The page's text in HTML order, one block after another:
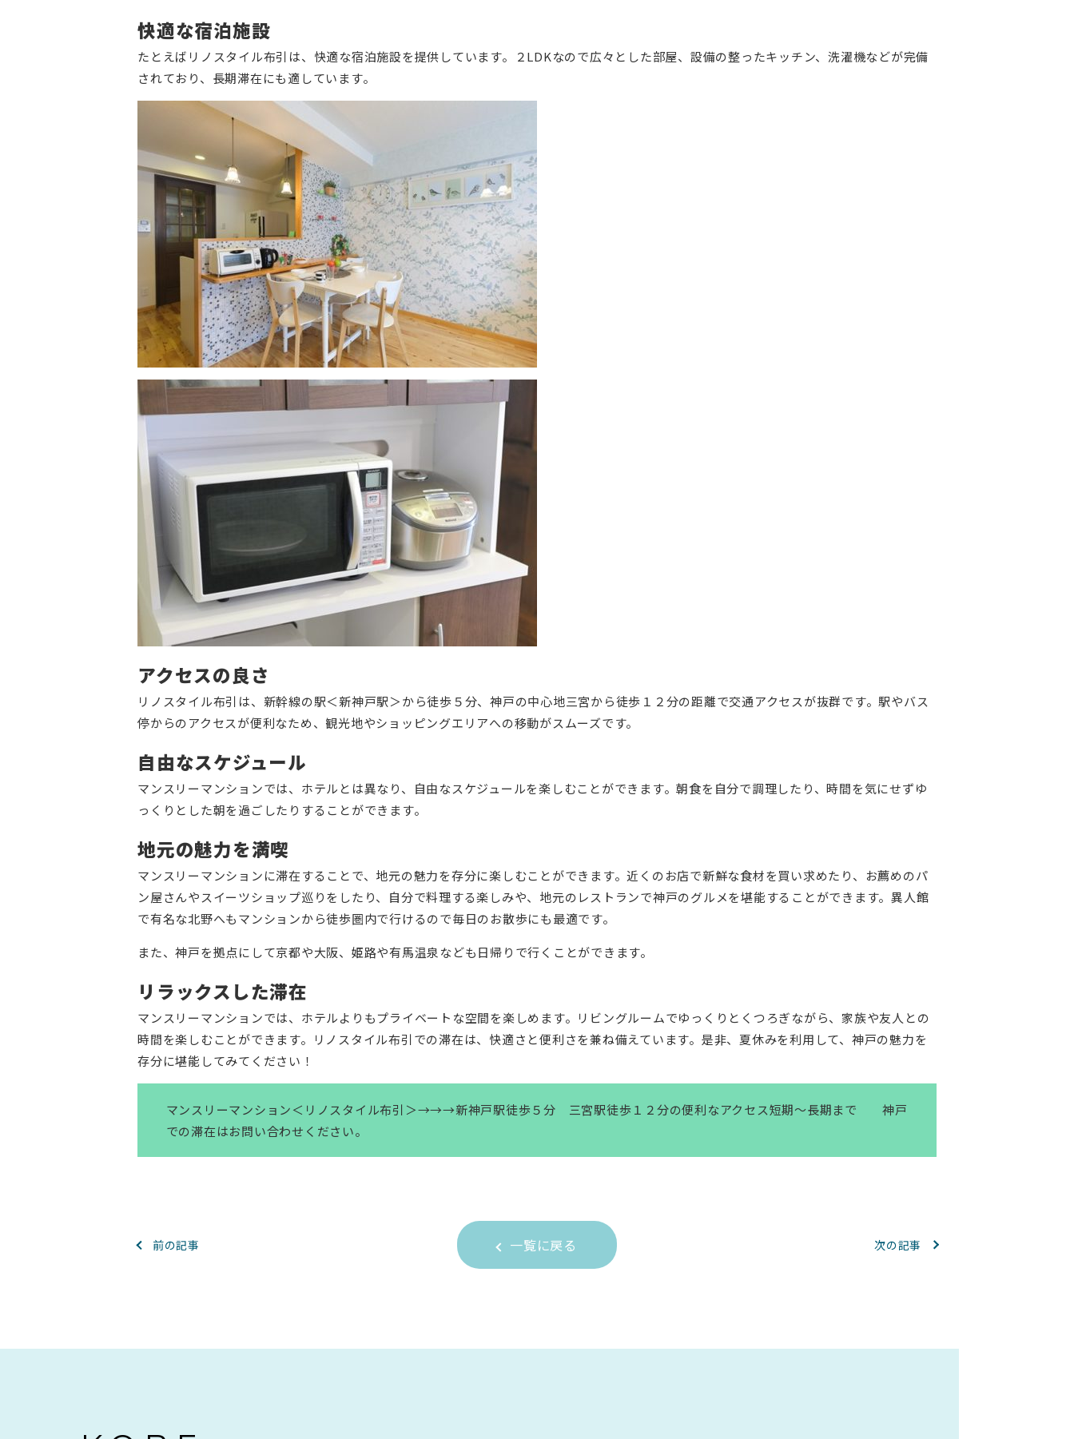
快適な宿泊施設
たとえばリノスタイル布引は、快適な宿泊施設を提供しています。２LDKなので広々とした部屋、設備の整ったキッチン、洗濯機などが完備
されており、長期滞在にも適しています。
アクセスの良さ
リノスタイル布引は、新幹線の駅＜新神戸駅＞から徒歩５分、神戸の中心地三宮から徒歩１２分の距離で交通アクセスが抜群です。駅やバス
停からのアクセスが便利なため、観光地やショッピングエリアへの移動がスムーズです。
自由なスケジュール
マンスリーマンションでは、ホテルとは異なり、自由なスケジュールを楽しむことができます。朝食を自分で調理したり、時間を気にせずゆ
っくりとした朝を過ごしたりすることができます。
地元の魅力を満喫
マンスリーマンションに滞在することで、地元の魅力を存分に楽しむことができます。近くのお店で新鮮な食材を買い求めたり、お薦めのパ
ン屋さんやスイーツショップ巡りをしたり、自分で料理する楽しみや、地元のレストランで神戸のグルメを堪能することができます。異人館
で有名な北野へもマンションから徒歩圏内で行けるので毎日のお散歩にも最適です。
また、神戸を拠点にして京都や大阪、姫路や有馬温泉なども日帰りで行くことができます。
リラックスした滞在
マンスリーマンションでは、ホテルよりもプライベートな空間を楽しめます。リビングルームでゆっくりとくつろぎながら、家族や友人との
時間を楽しむことができます。リノスタイル布引での滞在は、快適さと便利さを兼ね備えています。是非、夏休みを利用して、神戸の魅力を
存分に堪能してみてください！
マンスリーマンション＜リノスタイル布引＞→→→新神戸駅徒歩５分 三宮駅徒歩１２分の便利なアクセス短期～長期まで 神戸
での滞在はお問い合わせください。
前の記事 一覧に戻る 次の記事